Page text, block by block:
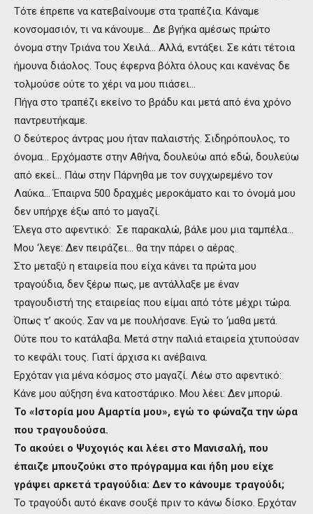
Τότε έπρεπε να κατεβαίνουμε στα τραπέζια. Κάναμε
κονσομασιόν, τι να κάνουμε… Δε βγήκα αμέσως πρώτο
όνομα στην Τριάνα του Χειλά… Αλλά, εντάξει. Σε κάτι τέτοια
ήμουνα διάολος. Τους έφερνα βόλτα όλους και κανένας δε
τολμούσε ούτε το χέρι να μου πιάσει…
Πήγα στο τραπέζι εκείνο το βράδυ και μετά από ένα χρόνο
παντρευτήκαμε.
Ο δεύτερος άντρας μου ήταν παλαιστής. Σιδηρόπουλος, το
όνομα… Ερχόμαστε στην Αθήνα, δουλεύω από εδώ, δουλεύω
από εκεί… Πάω στην Πάρνηθα με τον συγχωρεμένο τον
Λαύκα… Έπαιρνα 500 δραχμές μεροκάματο και το όνομά μου
δεν υπήρχε έξω από το μαγαζί.
Έλεγα στο αφεντικό: Σε παρακαλώ, βάλε μου μια ταμπέλα…
Μου ‘λεγε: Δεν πειράζει… θα την πάρει ο αέρας.
Στο μεταξύ η εταιρεία που είχα κάνει τα πρώτα μου
τραγούδια, δεν ξέρω πως, με αντάλλαξε με έναν
τραγουδιστή της εταιρείας που είμαι από τότε μέχρι τώρα.
Όπως τ’ ακούς. Σαν να με πουλήσανε. Εγώ το ‘μαθα μετά.
Ούτε που το κατάλαβα. Μετά στην παλιά εταιρεία χτυπούσαν
το κεφάλι τους. Γιατί άρχισα κι ανέβαινα.
Ερχόταν για μένα κόσμος στο μαγαζί. Λέω στο αφεντικό:
Κάνε μου αύξηση ένα κατοστάρικο. Μου λέει: Δεν μπορώ.
Το «Ιστορία μου Αμαρτία μου», εγώ το φώναζα την ώρα
που τραγουδούσα.
Το ακούει ο Ψυχογιός και λέει στο Μανισαλή, που
έπαιζε μπουζούκι στο πρόγραμμα και ήδη μου είχε
γράψει αρκετά τραγούδια: Δεν το κάνουμε τραγούδι;
Το τραγούδι αυτό έκανε σουξέ πριν το κάνω δίσκο. Ερχόταν